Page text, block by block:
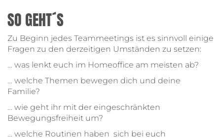
SO GEHT´S
Zu Beginn jedes Teammeetings ist es sinnvoll einige
Fragen zu den derzeitigen Umständen zu setzen:
… was lenkt euch im Homeoffice am meisten ab?
… welche Themen bewegen dich und deine
Familie?
… wie geht ihr mit der eingeschränkten
Bewegungsfreiheit um?
… welche Routinen haben sich bei euch